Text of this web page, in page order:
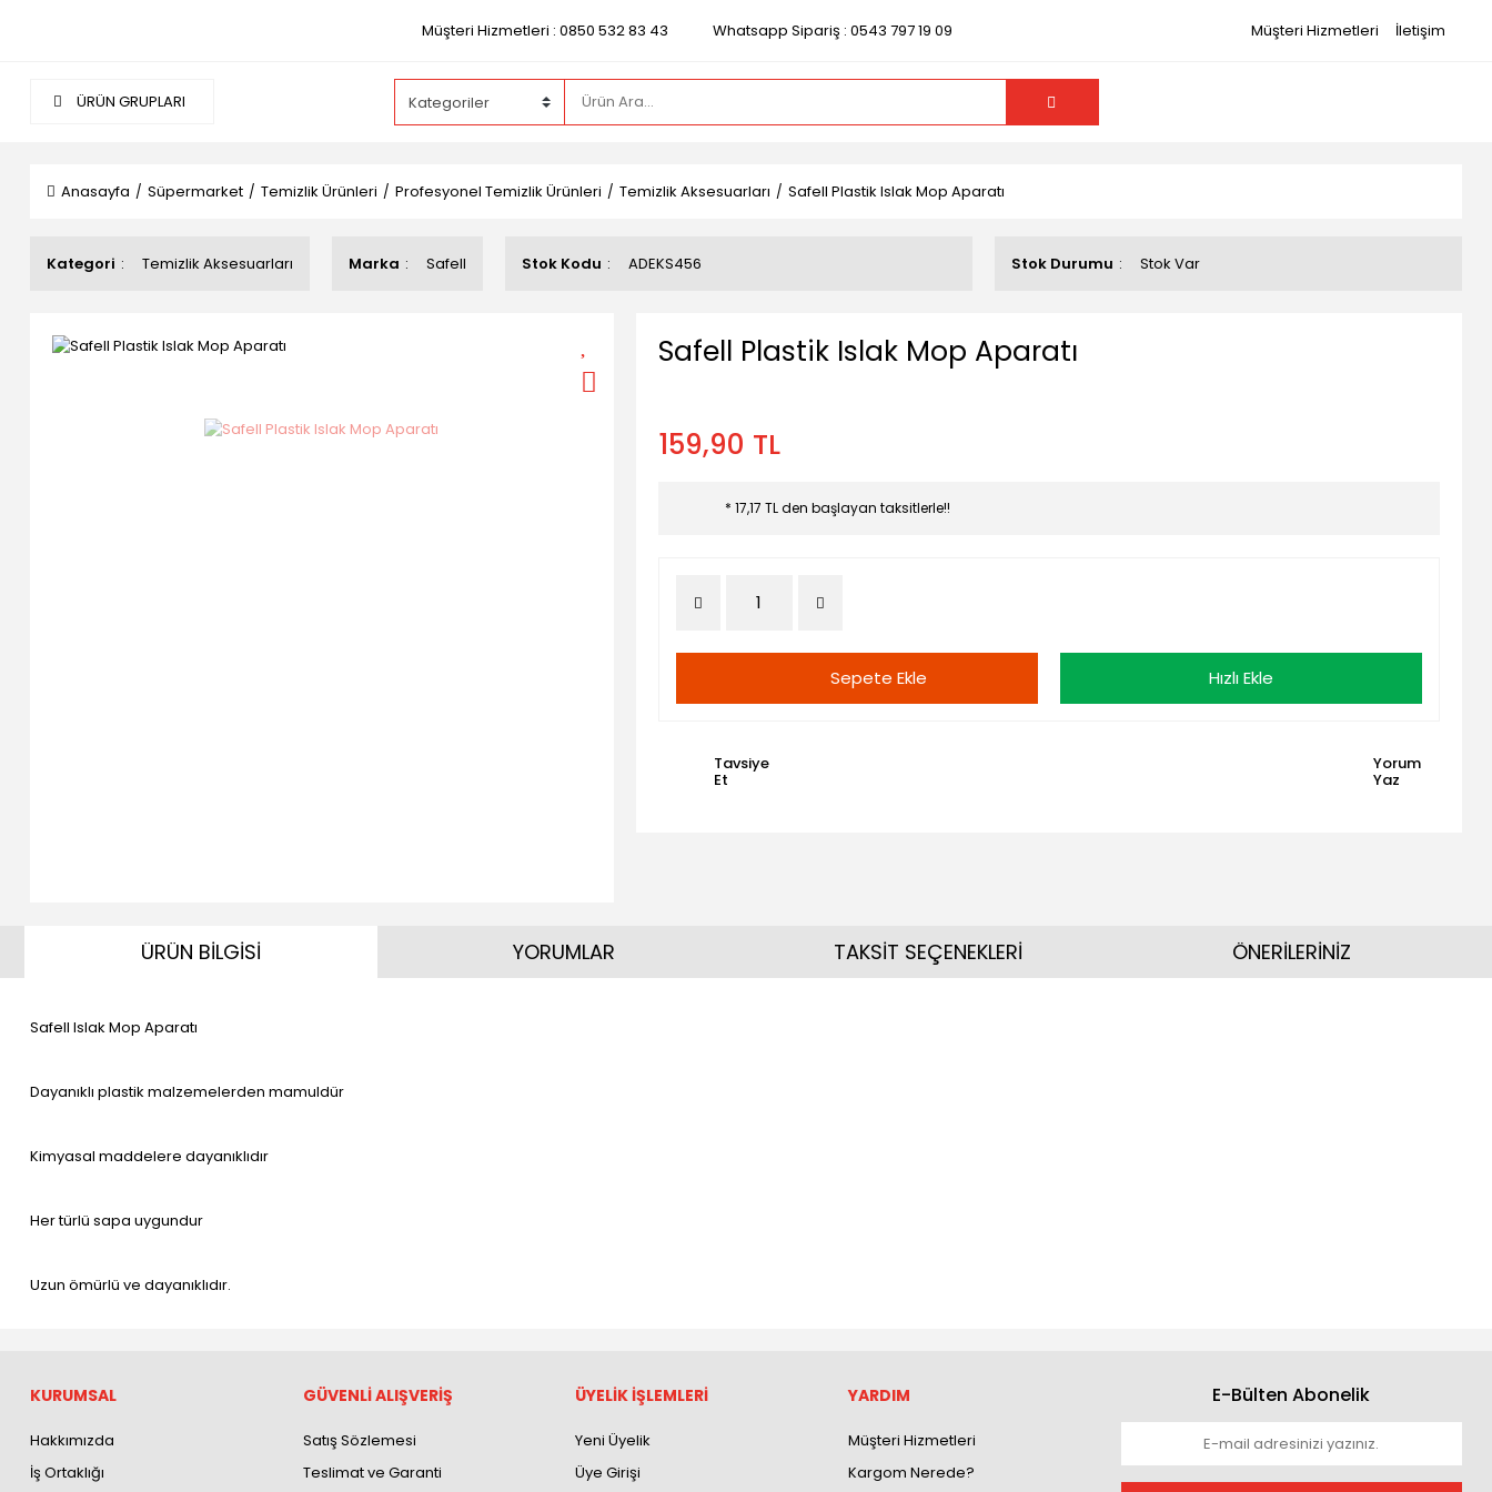
Müşteri Hizmetleri : 0850 532 83 43 Whatsapp Sipariş : 0543 797 19 09 Müşteri Hizmetleri İletişim
ÜRÜN GRUPLARI
Anasayfa Süpermarket Temizlik Ürünleri Profesyonel Temizlik Ürünleri Temizlik Aksesuarları Safell Plastik Islak Mop Aparatı
Kategori Temizlik Aksesuarları Marka Safell Stok Kodu ADEKS456 Stok Durumu Stok Var
Safell Plastik Islak Mop Aparatı
159,90 TL
* 17,17 TL den başlayan taksitlerle!!
Sepete Ekle Hızlı Ekle
Tavsiye
Et
Yorum
Yaz
ÜRÜN BİLGİSİ
Safell Islak Mop Aparatı
Dayanıklı plastik malzemelerden mamuldür
Kimyasal maddelere dayanıklıdır
Her türlü sapa uygundur
Uzun ömürlü ve dayanıklıdır.
YORUMLAR TAKSİT SEÇENEKLERİ ÖNERİLERİNİZ
KURUMSAL
Hakkımızda
İş Ortaklığı
GÜVENLİ ALIŞVERİŞ
Satış Sözlemesi
Teslimat ve Garanti
ÜYELİK İŞLEMLERİ
Yeni Üyelik
Üye Girişi
YARDIM
Müşteri Hizmetleri
Kargom Nerede?
E-Bülten Abonelik